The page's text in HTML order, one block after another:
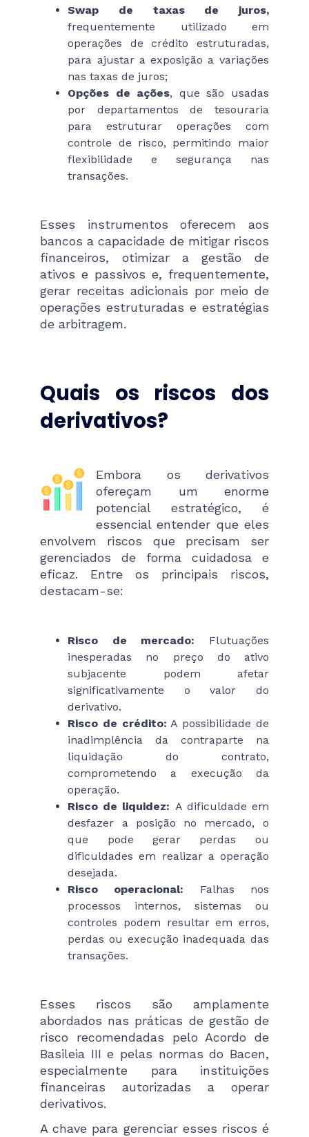
Swap de taxas de juros,
frequentemente utilizado em
operações de crédito estruturadas,
para ajustar a exposição a variações
nas taxas de juros;
Opções de ações, que são usadas
por departamentos de tesouraria
para estruturar operações com
controle de risco, permitindo maior
flexibilidade e segurança nas
transações.
Esses instrumentos oferecem aos
bancos a capacidade de mitigar riscos
financeiros, otimizar a gestão de
ativos e passivos e, frequentemente,
gerar receitas adicionais por meio de
operações estruturadas e estratégias
de arbitragem.
Quais os riscos dos
derivativos?
Embora os derivativos
ofereçam um enorme
potencial estratégico, é
essencial entender que eles
envolvem riscos que precisam ser
gerenciados de forma cuidadosa e
eficaz. Entre os principais riscos,
destacam-se:
Risco de mercado: Flutuações
inesperadas no preço do ativo
subjacente podem afetar
significativamente o valor do
derivativo.
Risco de crédito: A possibilidade de
inadimplência da contraparte na
liquidação do contrato,
comprometendo a execução da
operação.
Risco de liquidez: A dificuldade em
desfazer a posição no mercado, o
que pode gerar perdas ou
dificuldades em realizar a operação
desejada.
Risco operacional: Falhas nos
processos internos, sistemas ou
controles podem resultar em erros,
perdas ou execução inadequada das
transações.
Esses riscos são amplamente
abordados nas práticas de gestão de
risco recomendadas pelo Acordo de
Basileia III e pelas normas do Bacen,
especialmente para instituições
financeiras autorizadas a operar
derivativos.
A chave para gerenciar esses riscos é